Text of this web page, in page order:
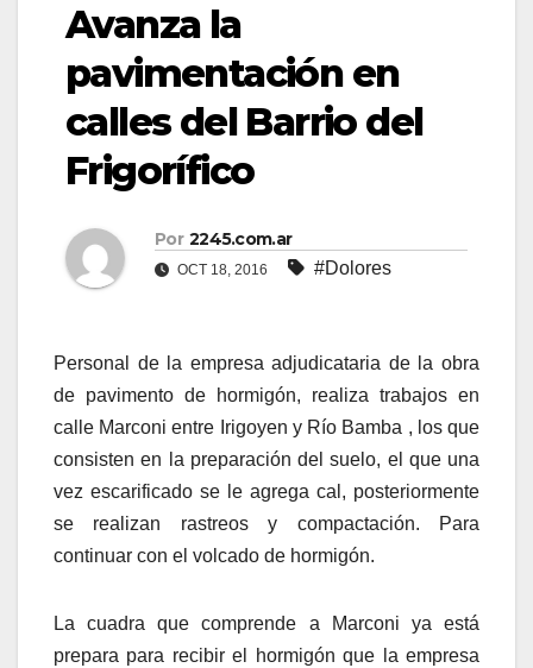
Avanza la
pavimentación en
calles del Barrio del
Frigorífico
Por 2245.com.ar
OCT 18, 2016 #Dolores
Personal de la empresa adjudicataria de la obra
de pavimento de hormigón, realiza trabajos en
calle Marconi entre Irigoyen y Río Bamba , los que
consisten en la preparación del suelo, el que una
vez escarificado se le agrega cal, posteriormente
se realizan rastreos y compactación. Para
continuar con el volcado de hormigón.
La cuadra que comprende a Marconi ya está
prepara para recibir el hormigón que la empresa